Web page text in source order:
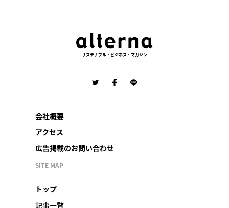
サステナブル・ビジネス・マガジン
会社概要
アクセス
広告掲載のお問い合わせ
SITE MAP
トップ
記事一覧